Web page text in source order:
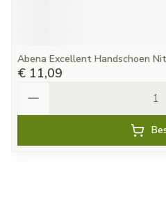
Abena Excellent Handschoen
€ 11,09